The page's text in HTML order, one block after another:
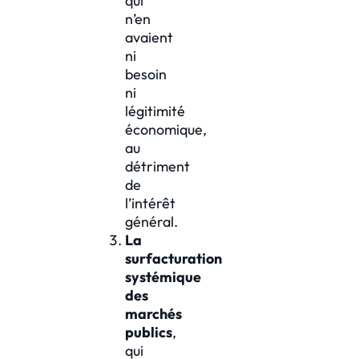
n’en
avaient
ni
besoin
ni
légitimité
économique,
au
détriment
de
l’intérêt
général.
La
surfacturation
systémique
des
marchés
publics,
qui